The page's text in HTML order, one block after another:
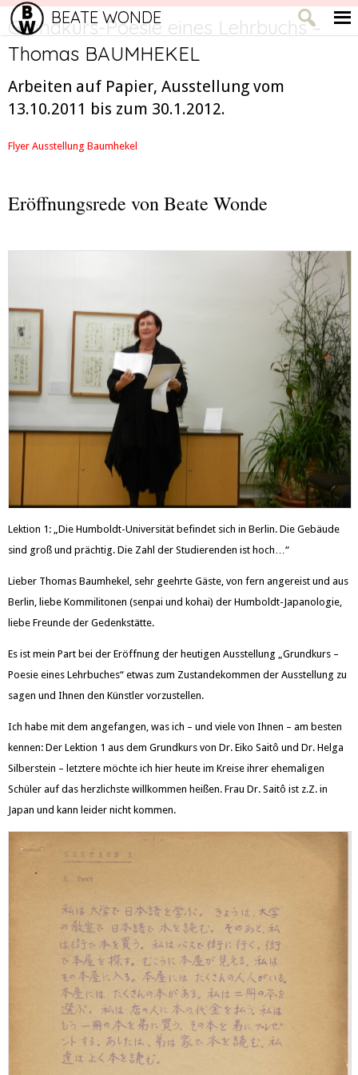
BEATE WONDE
Grundkurs-Poesie eines Lehrbuchs –
Thomas BAUMHEKEL
Arbeiten auf Papier, Ausstellung vom
13.10.2011 bis zum 30.1.2012.
Flyer Ausstellung Baumhekel
Eröffnungsrede von Beate Wonde
Lektion 1: „Die Humboldt-Universität befindet sich in Berlin. Die Gebäude
sind groß und prächtig. Die Zahl der Studierenden ist hoch…“
Lieber Thomas Baumhekel, sehr geehrte Gäste, von fern angereist und aus
Berlin, liebe Kommilitonen (senpai und kohai) der Humboldt-Japanologie,
liebe Freunde der Gedenkstätte.
Es ist mein Part bei der Eröffnung der heutigen Ausstellung „Grundkurs –
Poesie eines Lehrbuches“ etwas zum Zustandekommen der Ausstellung zu
sagen und Ihnen den Künstler vorzustellen.
Ich habe mit dem angefangen, was ich – und viele von Ihnen – am besten
kennen: Der Lektion 1 aus dem Grundkurs von Dr. Eiko Saitô und Dr. Helga
Silberstein – letztere möchte ich hier heute im Kreise ihrer ehemaligen
Schüler auf das herzlichste willkommen heißen. Frau Dr. Saitô ist z.Z. in
Japan und kann leider nicht kommen.